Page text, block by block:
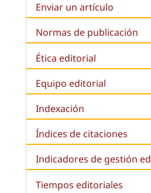
Enviar un artículo
Normas de publicación
Ética editorial
Equipo editorial
Indexación
Índices de citaciones
Indicadores de gestión
Tiempos editoriales